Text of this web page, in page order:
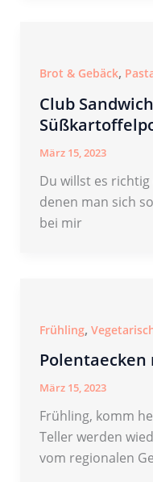
Brot & Gebäck,
Club
März 15, 2023
Du willst es richtig
denen man sich
bei mir
Frühling,
Polentaecken
März 15, 2023
Frühling, komm
Teller werden
vom regionalen